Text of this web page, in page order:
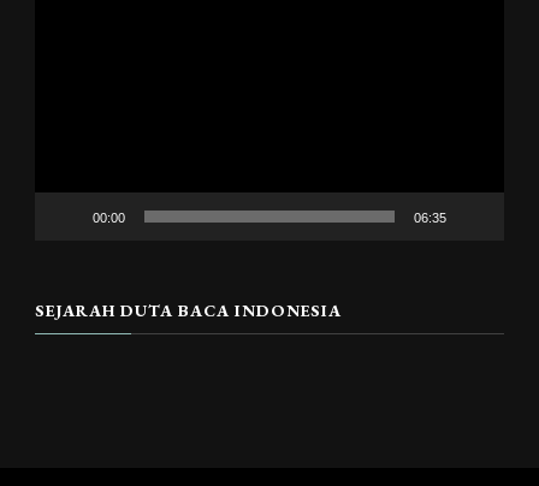
00:00 06:35
SEJARAH DUTA BACA INDONESIA